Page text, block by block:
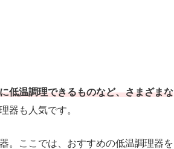
低温調理できるものなど、さまざまな
器も人気です。
。ここでは、おすすめの低温調理器を